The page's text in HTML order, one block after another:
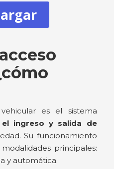
vehicular es el sistema
el ingreso y salida de
Su funcionamiento
principales:
y automática.